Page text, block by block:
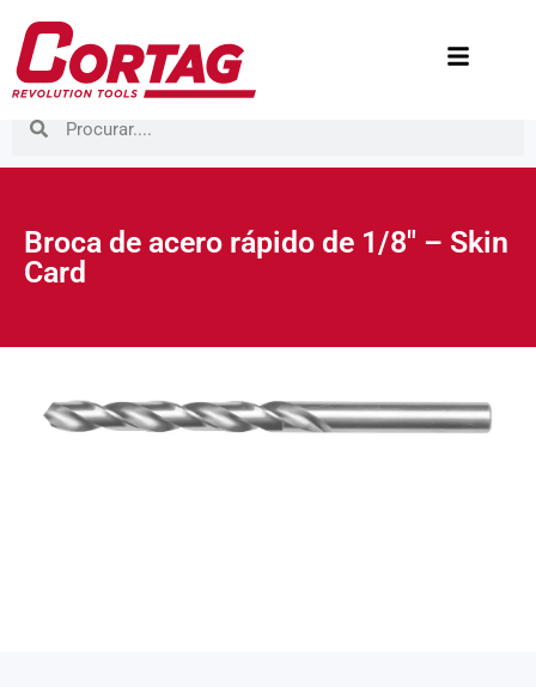
Broca de acero rápido de 1/8″ – Skin
Card